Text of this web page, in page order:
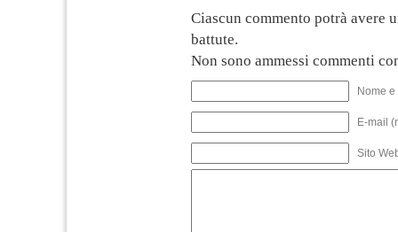
Ciascun commento potrà avere
battute.
Non sono ammessi commenti
Nome
E-mail
Sito